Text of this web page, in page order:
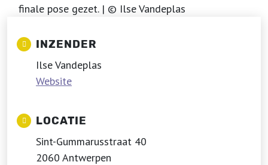
finale pose gezet. | © Ilse Vandeplas
INZENDER
Ilse Vandeplas
Website
LOCATIE
Sint-Gummarusstraat 40
2060 Antwerpen